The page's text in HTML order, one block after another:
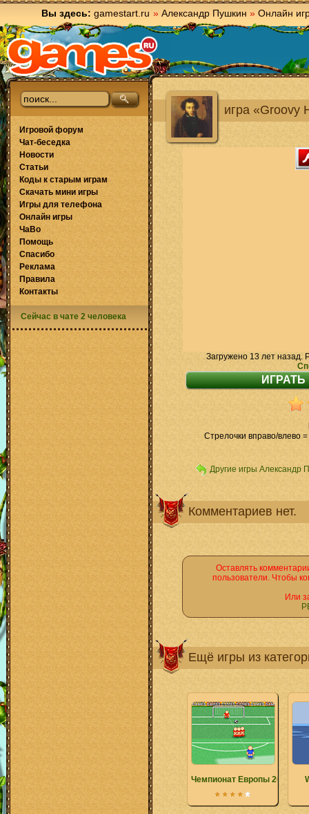
Вы здесь: gamestart.ru » Александр Пушкин » Онлайн
игра «Groovy
Загружено 13 лет назад.
Стрелочки вправо/влево
Другие игры Александр
Комментариев нет.
Оставлять
пользователи. Чтобы
Или
Ещё игры из
Чемпионат Европы 2008
Игровой форум
Чат-беседка
Новости
Статьи
Коды к старым играм
Скачать мини игры
Игры для телефона
Онлайн игры
ЧаВо
Помощь
Спасибо
Реклама
Правила
Контакты
Сейчас в чате 2 человека